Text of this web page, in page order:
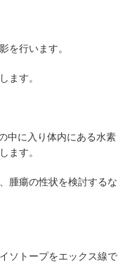
を行います。
ます。
中に入り体内にある水素
ます。
腫瘍の性状を検討するな
ソトープをエックス線で